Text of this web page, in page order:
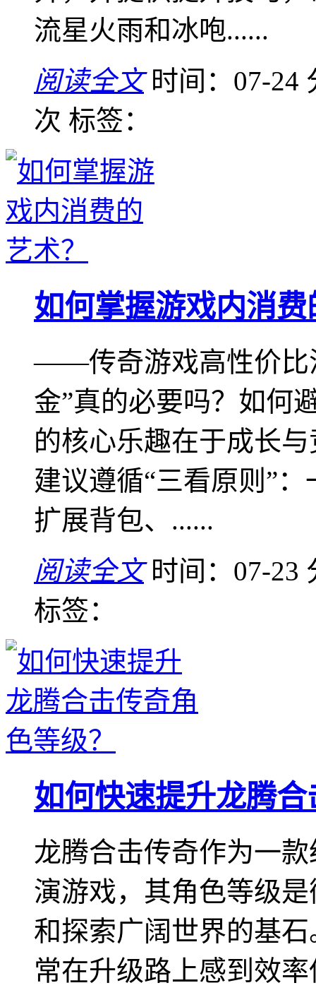
流星火雨和冰咆......
阅读全文 时间：07-24
次 标签：
如何掌握游戏内消
——传奇游戏高性价比
金”真的必要吗？如何
的核心乐趣在于成长
建议遵循“三看原则”
扩展背包、......
阅读全文 时间：07-23
标签：
如何快速提升龙腾
龙腾合击传奇作为一
演游戏，其角色等级
和探索广阔世界的基
常在升级路上感到效